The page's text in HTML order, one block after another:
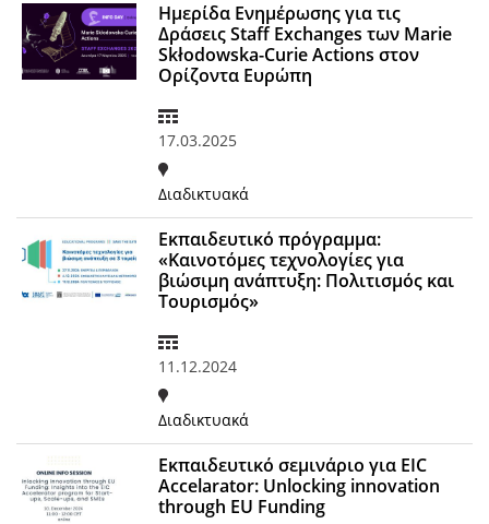
Ημερίδα Ενημέρωσης για τις
Δράσεις Staff Exchanges των Marie
Skłodowska-Curie Actions στον
Ορίζοντα Ευρώπη
17.03.2025
Διαδικτυακά
Εκπαιδευτικό πρόγραμμα:
«Καινοτόμες τεχνολογίες για
βιώσιμη ανάπτυξη: Πολιτισμός και
Τουρισμός»
11.12.2024
Διαδικτυακά
Εκπαιδευτικό σεμινάριο για EIC
Accelarator: Unlocking innovation
through EU Funding